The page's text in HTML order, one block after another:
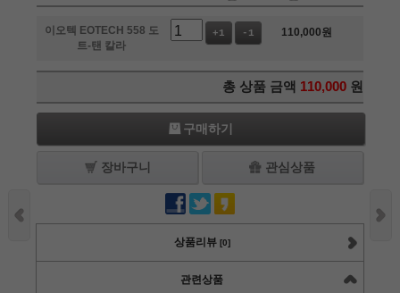
이오텍 EOTECH 558 도
트-탠 칼라
+1 -1 110,000원
총 상품 금액 110,000 원
구매하기
장바구니 관심상품
상품리뷰 [0]
관련상품